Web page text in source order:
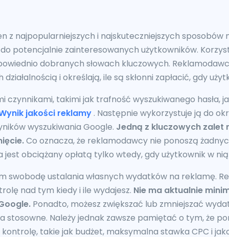
z najpopularniejszych i najskuteczniejszych
potencjalnie zainteresowanych użytkowników.
dobranych słowach kluczowych.
i określają, ile są skłonni zapłacić, gdy
czynnikami, takimi jak trafność wyszukiwanego hasła,
jakości reklamy . Następnie wykorzystuje ją do
wyszukiwania Google. Jedną z kluczowych zalet
Co oznacza, że ​​reklamodawcy nie ponoszą
jest obciążany opłatą tylko wtedy, gdy użytkownik w
swobodę ustalania własnych wydatków na reklamę.
nad tym kiedy i ile wydajesz. Nie ma aktualnie
Ponadto, możesz zwiększać lub zmniejszać
stosowne. Należy jednak zawsze pamiętać o tym, że
takie jak budżet, maksymalna stawka CPC i